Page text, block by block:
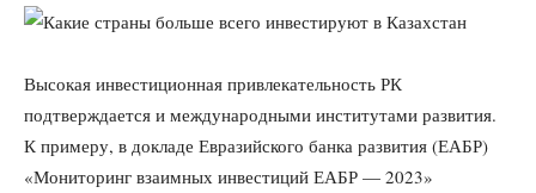
Высокая инвестиционная привлекательность РК
подтверждается и международными институтами развития.
К примеру, в докладе Евразийского банка развития (ЕАБР)
«Мониторинг взаимных инвестиций ЕАБР — 2023»